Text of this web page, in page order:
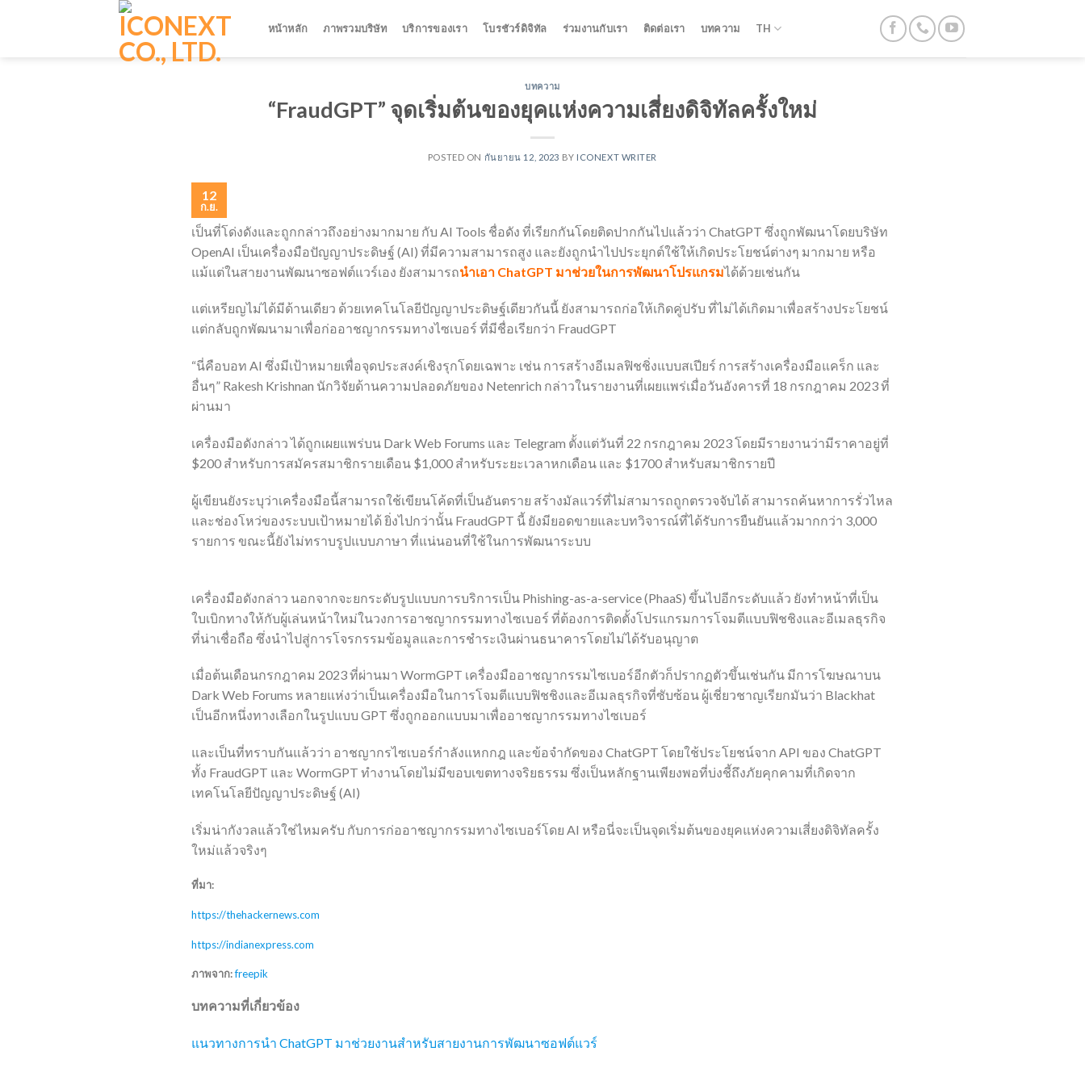
หน้าหลัก ภาพรวมบริษัท บริการของเรา โบรชัวร์ดิจิทัล ร่วมงานกับเรา ติดต่อเรา บทความ TH
บทความ
“FraudGPT” จุดเริ่มต้นของยุคแห่งความเสี่ยงดิจิทัลครั้งใหม่
POSTED ON กันยายน 12, 2023 BY ICONEXT WRITER
12
ก.ย.
เป็นที่โด่งดังและถูกกล่าวถึงอย่างมากมาย กับ AI Tools ชื่อดัง ที่เรียกกันโดยติดปากกันไปแล้วว่า ChatGPT ซึ่งถูกพัฒนาโดยบริษัท
OpenAI เป็นเครื่องมือปัญญาประดิษฐ์ (AI) ที่มีความสามารถสูง และยังถูกนำไปประยุกต์ใช้ให้เกิดประโยชน์ต่างๆ มากมาย หรือ
แม้แต่ในสายงานพัฒนาซอฟต์แวร์เอง ยังสามารถนำเอา ChatGPT มาช่วยในการพัฒนาโปรแกรมได้ด้วยเช่นกัน
แต่เหรียญไม่ได้มีด้านเดียว ด้วยเทคโนโลยีปัญญาประดิษฐ์เดียวกันนี้ ยังสามารถก่อให้เกิดคู่ปรับ ที่ไม่ได้เกิดมาเพื่อสร้างประโยชน์
แต่กลับถูกพัฒนามาเพื่อก่ออาชญากรรมทางไซเบอร์ ที่มีชื่อเรียกว่า FraudGPT
“นี่คือบอท AI ซึ่งมีเป้าหมายเพื่อจุดประสงค์เชิงรุกโดยเฉพาะ เช่น การสร้างอีเมลฟิชชิ่งแบบสเปียร์ การสร้างเครื่องมือแคร็ก และ
อื่นๆ” Rakesh Krishnan นักวิจัยด้านความปลอดภัยของ Netenrich กล่าวในรายงานที่เผยแพร่เมื่อวันอังคารที่ 18 กรกฎาคม 2023 ที่
ผ่านมา
เครื่องมือดังกล่าว ได้ถูกเผยแพร่บน Dark Web Forums และ Telegram ตั้งแต่วันที่ 22 กรกฎาคม 2023 โดยมีรายงานว่ามีราคาอยู่ที่
$200 สำหรับการสมัครสมาชิกรายเดือน $1,000 สำหรับระยะเวลาหกเดือน และ $1700 สำหรับสมาชิกรายปี
ผู้เขียนยังระบุว่าเครื่องมือนี้สามารถใช้เขียนโค้ดที่เป็นอันตราย สร้างมัลแวร์ที่ไม่สามารถถูกตรวจจับได้ สามารถค้นหาการรั่วไหล
และช่องโหว่ของระบบเป้าหมายได้ ยิ่งไปกว่านั้น FraudGPT นี้ ยังมียอดขายและบทวิจารณ์ที่ได้รับการยืนยันแล้วมากกว่า 3,000
รายการ ขณะนี้ยังไม่ทราบรูปแบบภาษา ที่แน่นอนที่ใช้ในการพัฒนาระบบ
เครื่องมือดังกล่าว นอกจากจะยกระดับรูปแบบการบริการเป็น Phishing-as-a-service (PhaaS) ขึ้นไปอีกระดับแล้ว ยังทำหน้าที่เป็น
ใบเบิกทางให้กับผู้เล่นหน้าใหม่ในวงการอาชญากรรมทางไซเบอร์ ที่ต้องการติดตั้งโปรแกรมการโจมตีแบบฟิชชิงและอีเมลธุรกิจ
ที่น่าเชื่อถือ ซึ่งนำไปสู่การโจรกรรมข้อมูลและการชำระเงินผ่านธนาคารโดยไม่ได้รับอนุญาต
เมื่อต้นเดือนกรกฎาคม 2023 ที่ผ่านมา WormGPT เครื่องมืออาชญากรรมไซเบอร์อีกตัวก็ปรากฏตัวขึ้นเช่นกัน มีการโฆษณาบน
Dark Web Forums หลายแห่งว่าเป็นเครื่องมือในการโจมตีแบบฟิชชิงและอีเมลธุรกิจที่ซับซ้อน ผู้เชี่ยวชาญเรียกมันว่า Blackhat
เป็นอีกหนึ่งทางเลือกในรูปแบบ GPT ซึ่งถูกออกแบบมาเพื่ออาชญากรรมทางไซเบอร์
และเป็นที่ทราบกันแล้วว่า อาชญากรไซเบอร์กำลังแหกกฎ และข้อจำกัดของ ChatGPT โดยใช้ประโยชน์จาก API ของ ChatGPT
ทั้ง FraudGPT และ WormGPT ทำงานโดยไม่มีขอบเขตทางจริยธรรม ซึ่งเป็นหลักฐานเพียงพอที่บ่งชี้ถึงภัยคุกคามที่เกิดจาก
เทคโนโลยีปัญญาประดิษฐ์ (AI)
เริ่มน่ากังวลแล้วใช่ไหมครับ กับการก่ออาชญากรรมทางไซเบอร์โดย AI หรือนี่จะเป็นจุดเริ่มต้นของยุคแห่งความเสี่ยงดิจิทัลครั้ง
ใหม่แล้วจริงๆ
ที่มา:
https://thehackernews.com
https://indianexpress.com
ภาพจาก:freepik
บทความที่เกี่ยวข้อง
แนวทางการนำ ChatGPT มาช่วยงานสำหรับสายงานการพัฒนาซอฟต์แวร์